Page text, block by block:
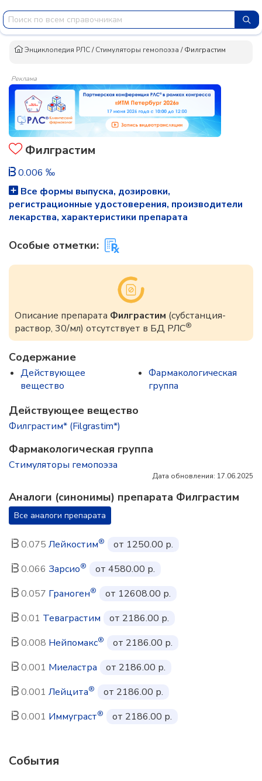
Энциклопедия РЛС/Стимуляторы гемопоэза /Филграстим
Реклама
Филграстим
0.006 ‰
Все формы выпуска, дозировки,
регистрационные удостоверения, производители
лекарства, характеристики препарата
Особые отметки:
Описание препарата Филграстим (субстанция-
раствор, 30/мл) отсутствует в БД РЛС®
Содержание
Действующее
вещество
Фармакологическая
группа
Действующее вещество
Филграстим* (Filgrastim*)
Фармакологическая группа
Стимуляторы гемопоэза
Дата обновления: 17.06.2025
Аналоги (синонимы) препарата Филграстим
Все аналоги препарата
0.075 Лейкостим®
от 1250.00 р.
0.066 Зарсио®
от 4580.00 р.
0.057 Граноген®
от 12608.00 р.
0.01 Теваграстим
от 2186.00 р.
0.008 Нейпомакс®
от 2186.00 р.
0.001 Миеластра
от 2186.00 р.
0.001 Лейцита®
от 2186.00 р.
0.001 Иммуграст® от 2186.00 р.
События